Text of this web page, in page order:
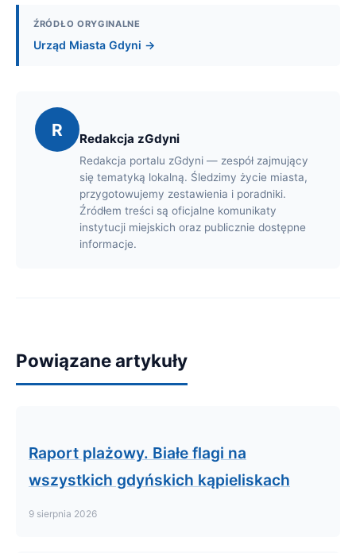
ŹRÓDŁO ORYGINALNE
Urząd Miasta Gdyni →
R Redakcja zGdyni
Redakcja portalu zGdyni — zespół zajmujący
się tematyką lokalną. Śledzimy życie miasta,
przygotowujemy zestawienia i poradniki.
Źródłem treści są oficjalne komunikaty
instytucji miejskich oraz publicznie dostępne
informacje.
Powiązane artykuły
Raport plażowy. Białe flagi na
wszystkich gdyńskich kąpieliskach
9 sierpnia 2026